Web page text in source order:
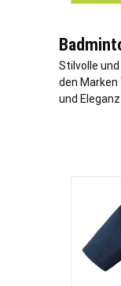
Stilvolle
den Marken
und